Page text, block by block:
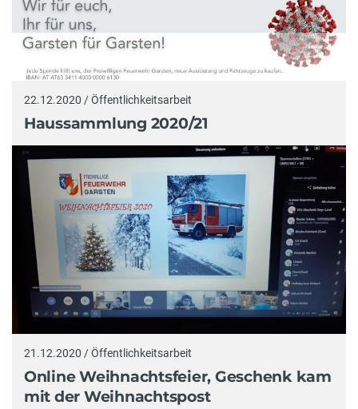
22.12.2020 / Öffentlichkeitsarbeit
Haussammlung 2020/21
21.12.2020 / Öffentlichkeitsarbeit
Online Weihnachtsfeier, Geschenk kam
mit der Weihnachtspost